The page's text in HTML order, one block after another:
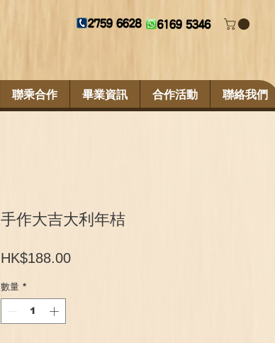
聯乘合作 畢業資訊 合作活動 聯絡我們
手作大吉大利年桔
HK$188.00價
數量 *